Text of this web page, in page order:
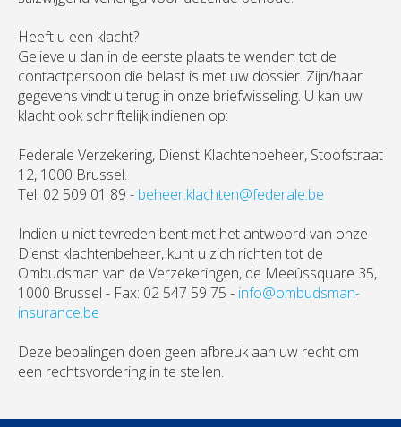
Heeft u een klacht?
Gelieve u dan in de eerste plaats te wenden tot de
contactpersoon die belast is met uw dossier. Zijn/haar
gegevens vindt u terug in onze briefwisseling. U kan uw
klacht ook schriftelijk indienen op:
Federale Verzekering, Dienst Klachtenbeheer, Stoofstraat
12, 1000 Brussel.
Tel: 02 509 01 89 - beheer.klachten@federale.be
Indien u niet tevreden bent met het antwoord van onze
Dienst klachtenbeheer, kunt u zich richten tot de
Ombudsman van de Verzekeringen, de Meeûssquare 35,
1000 Brussel - Fax: 02 547 59 75 - info@ombudsman-
insurance.be
Deze bepalingen doen geen afbreuk aan uw recht om
een rechtsvordering in te stellen.